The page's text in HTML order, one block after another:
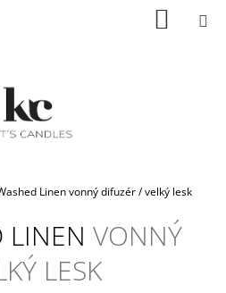
KOŠÍK
Linenvonný difuzér / velký lesk
LINEN VONNÝ
LESK